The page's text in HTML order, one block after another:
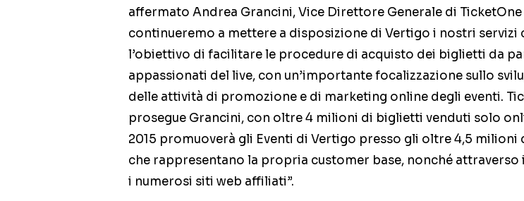
affermato Andrea Grancini, Vice Direttore Generale di TicketOne
continueremo a mettere a disposizione di Vertigo i nostri servizi
l’obiettivo di facilitare le procedure di acquisto dei biglietti da
appassionati del live, con un’importante focalizzazione sullo
delle attività di promozione e di marketing online degli eventi.
prosegue Grancini, con oltre 4 milioni di biglietti venduti solo
2015 promuoverà gli Eventi di Vertigo presso gli oltre 4,5 milioni
che rappresentano la propria customer base, nonché attraverso
i numerosi siti web affiliati”.